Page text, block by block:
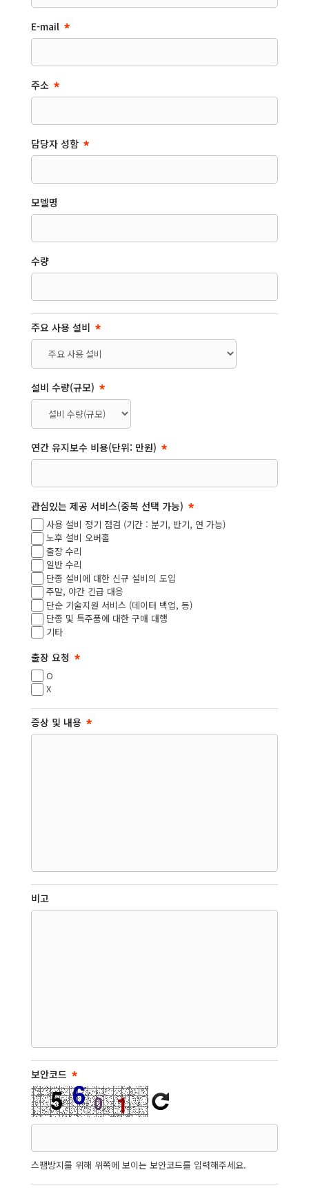
성명 등을 필수적으로 입력하셔야 합니다.
그러나, 문의 내용, 첨부파일 같은 선택항목은 이를
* 개인정보의 보유기간 및 이용기간
1. 당사의 개인정보 수집 및 이용목적이 달성된 후에는
E-mail
주소
담당자 성함
모델명
수량
주요 사용 설비
설비 수량(규모)
연간 유지보수 비용(단위: 만원)
관심있는 제공 서비스(중복 선택 가능)
사용 설비 정기 점검 (기간 : 분기, 반기, 연 가능)
노후 설비 오버홀
출장 수리
일반 수리
단종 설비에 대한 신규 설비의 도입
주말, 야간 긴급 대응
단순 기술지원 서비스 (데이터 백업, 등)
단종 및 특주품에 대한 구매 대행
기타
출장 요청
O
X
증상 및 내용
비고
보안코드
스팸방지를 위해 위쪽에 보이는 보안코드를 입력해주세요.